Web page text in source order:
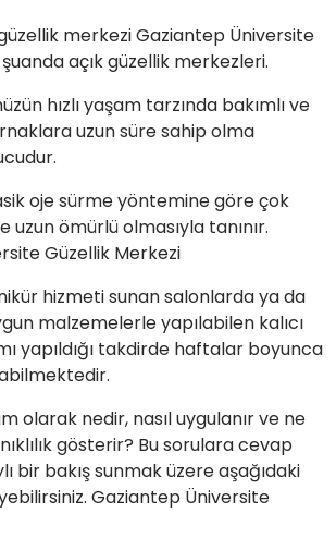
merkezi Gaziantep Üniversite
açık güzellik merkezleri.
hızlı yaşam tarzında bakımlı ve
uzun süre sahip olma
oje sürme yöntemine göre çok
uzun ömürlü olmasıyla tanınır.
Güzellik Merkezi
hizmeti sunan salonlarda ya da
malzemelerle yapılabilen kalıcı
yapıldığı takdirde haftalar boyunca
olarak nedir, nasıl uygulanır ve ne
gösterir? Bu sorulara cevap
bir bakış sunmak üzere aşağıdaki
Gaziantep Üniversite